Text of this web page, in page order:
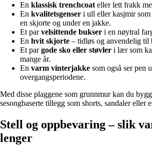
En klassisk trenchcoat eller lett frakk
En kvalitetsgenser i ull eller kasjmir
en skjorte og under en jakke.
Et parvelsittende bukser i en nøytral
En hvit skjorte – tidløs og anvendelig til
Et pargode sko eller støvler i lær som
mange år.
En varm vinterjakke som også ser pen
overgangsperiodene.
Med disse plaggene som grunnmur kan du
sesongbaserte tillegg som shorts, sandaler eller
Stell og oppbevaring – slik
lenger